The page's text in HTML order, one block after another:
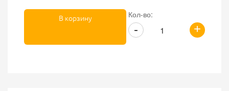
Кол-во:
+
-
В корзину